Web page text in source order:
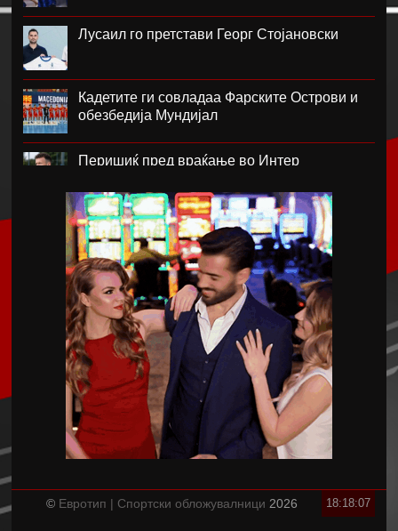
Лусаил го претстави Георг Стојановски
Кадетите ги совладаа Фарските Острови и
обезбедија Мундијал
Перишиќ пред враќање во Интер
Лара Гут Бехрами означи крај на скијачката
кариера
Меси со два гола се врати во дресот на
Интер Мајами по Мундијалот
Шенгелија плати еден милион и се
ослободи од Барселона
Мајорка убедливо го совлада ПСЖ
Пелистер
18:18:07
© Евротип | Спортски обложувалници 2026